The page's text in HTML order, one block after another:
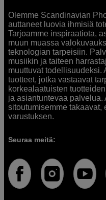
Olemme Scandinavian
auttaneet luovia ihmisiä
Tarjoamme inspiraatiota,
muun muassa
teknologian tarpeisiin.
musiikin ja taiteen
muuttuvat todellisuudeksi.
tuotteet, jotka vastaavat
korkealaatuisten
ja asiantuntevaa palvelua.
sitoutumisemme
varustuksen.
Seuraa meitä: